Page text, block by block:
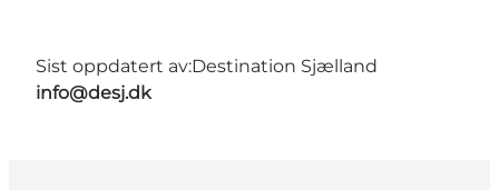
Sist oppdatert av:Destination Sjælland
info@desj.dk